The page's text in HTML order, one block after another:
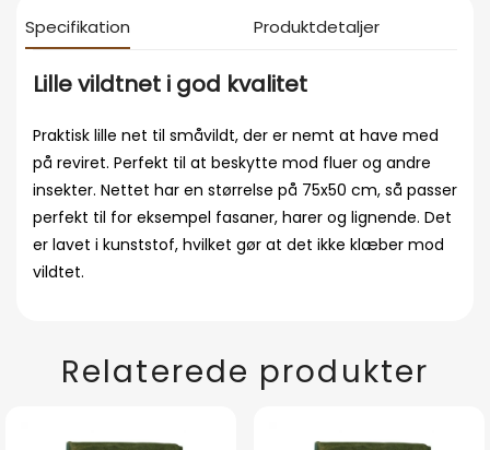
Specifikation Produktdetaljer
Lille vildtnet i god kvalitet
Praktisk lille net til småvildt, der er nemt at have med
på reviret. Perfekt til at beskytte mod fluer og andre
insekter. Nettet har en størrelse på 75x50 cm, så passer
perfekt til for eksempel fasaner, harer og lignende. Det
er lavet i kunststof, hvilket gør at det ikke klæber mod
vildtet.
Relaterede produkter